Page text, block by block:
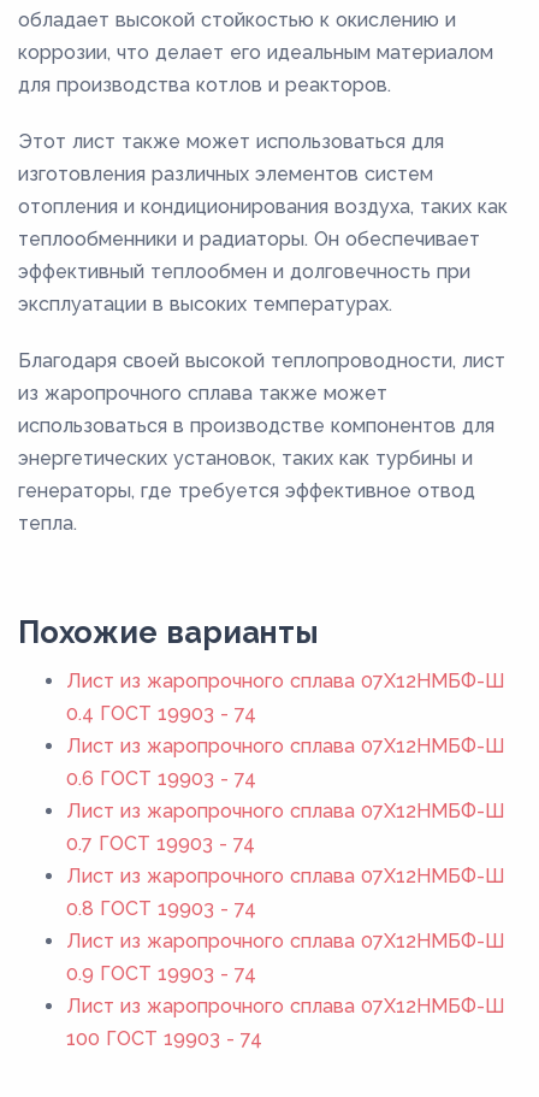
обладает высокой стойкостью к окислению и
коррозии, что делает его идеальным материалом
для производства котлов и реакторов.
Этот лист также может использоваться для
изготовления различных элементов систем
отопления и кондиционирования воздуха, таких как
теплообменники и радиаторы. Он обеспечивает
эффективный теплообмен и долговечность при
эксплуатации в высоких температурах.
Благодаря своей высокой теплопроводности, лист
из жаропрочного сплава также может
использоваться в производстве компонентов для
энергетических установок, таких как турбины и
генераторы, где требуется эффективное отвод
тепла.
Похожие варианты
Лист из жаропрочного сплава 07Х12НМБФ-Ш
0.4 ГОСТ 19903 - 74
Лист из жаропрочного сплава 07Х12НМБФ-Ш
0.6 ГОСТ 19903 - 74
Лист из жаропрочного сплава 07Х12НМБФ-Ш
0.7 ГОСТ 19903 - 74
Лист из жаропрочного сплава 07Х12НМБФ-Ш
0.8 ГОСТ 19903 - 74
Лист из жаропрочного сплава 07Х12НМБФ-Ш
0.9 ГОСТ 19903 - 74
Лист из жаропрочного сплава 07Х12НМБФ-Ш
100 ГОСТ 19903 - 74